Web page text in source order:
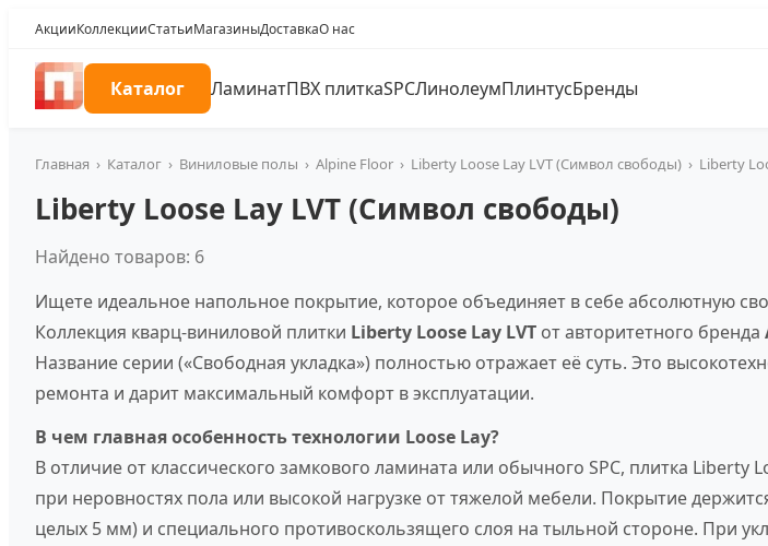
АкцииКоллекцииСтатьиМагазиныДоставкаО нас
Каталог ЛаминатПВХ плиткаSPCЛинолеумПлинтусБренды
Главная › Каталог › Виниловые полы › Alpine Floor › Liberty Loose Lay LVT (Символ свободы) › Liberty
Liberty Loose Lay LVT (Символ свободы)
Найдено товаров: 6
Ищете идеальное напольное покрытие, которое объединяет в себе абсолютную
Коллекция кварц-виниловой плитки Liberty Loose Lay LVT от авторитетного бренда
Название серии («Свободная укладка») полностью отражает её суть. Это
ремонта и дарит максимальный комфорт в эксплуатации.
В чем главная особенность технологии Loose Lay?
В отличие от классического замкового ламината или обычного SPC, плитка
при неровностях пола или высокой нагрузке от тяжелой мебели. Покрытие
целых 5 мм) и специального противоскользящего слоя на тыльной стороне. При